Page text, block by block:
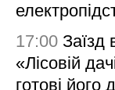
17:00 Заїзд
«Лісовій
готові його